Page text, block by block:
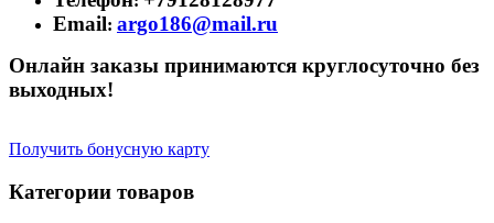
Email: argo186@mail.ru
Онлайн заказы принимаются круглосуточно без
выходных!
Получить бонусную карту
Категории товаров